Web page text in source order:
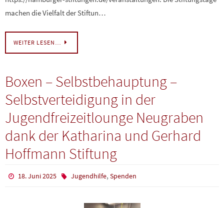
machen die Vielfalt der Stiftun…
WEITER LESEN…
Boxen – Selbstbehauptung –
Selbstverteidigung in der
Jugendfreizeitlounge Neugraben
dank der Katharina und Gerhard
Hoffmann Stiftung
18. Juni 2025 Jugendhilfe, Spenden